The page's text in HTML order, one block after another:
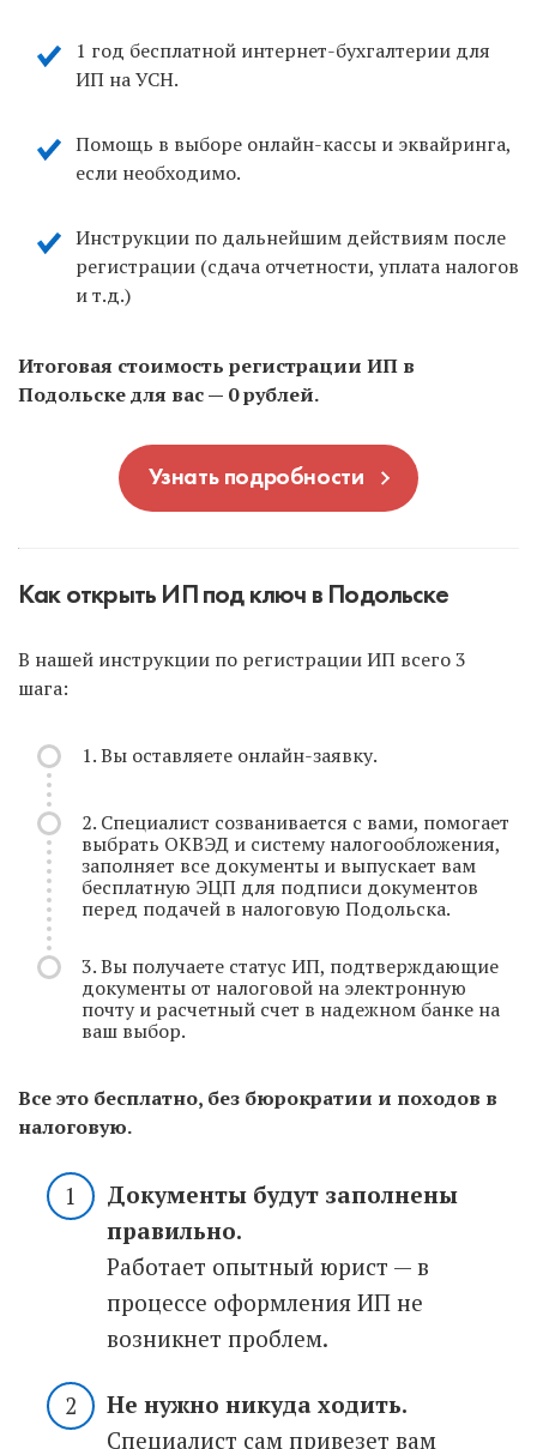
1 год бесплатной интернет-бухгалтерии для
ИП на УСН.
Помощь в выборе онлайн-кассы и эквайринга,
если необходимо.
Инструкции по дальнейшим действиям после
регистрации (сдача отчетности, уплата налогов
и т.д.)
Итоговая стоимость регистрации ИП в
Подольске для вас — 0 рублей.
Узнать подробности
Как открыть ИП под ключ в Подольске
В нашей инструкции по регистрации ИП всего 3
шага:
1. Вы оставляете онлайн-заявку.
2. Специалист созванивается с вами, помогает
выбрать ОКВЭД и систему налогообложения,
заполняет все документы и выпускает вам
бесплатную ЭЦП для подписи документов
перед подачей в налоговую Подольска.
3. Вы получаете статус ИП, подтверждающие
документы от налоговой на электронную
почту и расчетный счет в надежном банке на
ваш выбор.
Все это бесплатно, без бюрократии и походов в
налоговую.
Документы будут заполнены
правильно.
Работает опытный юрист — в
процессе оформления ИП не
возникнет проблем.
Не нужно никуда ходить.
Специалист сам привезет вам